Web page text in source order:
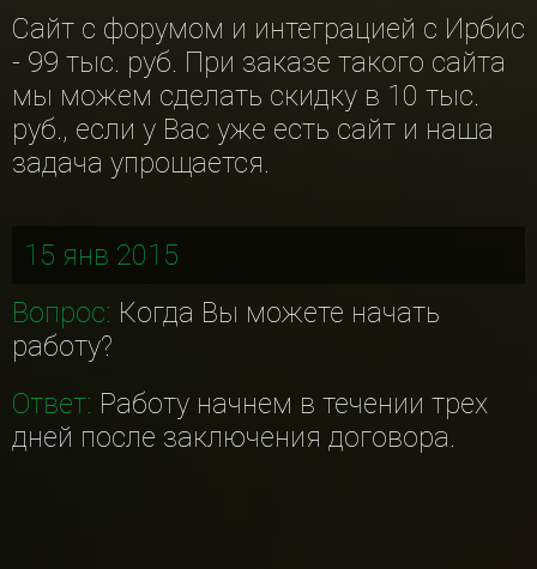
Сайт с форумом и интеграцией с Ирбис
- 99 тыс. руб. При заказе такого сайта
мы можем сделать скидку в 10 тыс.
руб., если у Вас уже есть сайт и наша
задача упрощается.
15 янв 2015
Вопрос: Когда Вы можете начать
работу?
Ответ: Работу начнем в течении трех
дней после заключения договора.